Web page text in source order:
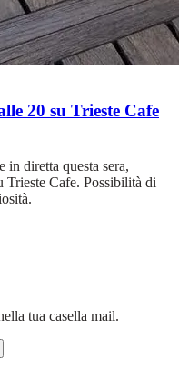
20 su Trieste Cafe
in diretta questa sera,
Trieste Cafe. Possibilità di
tua casella mail.